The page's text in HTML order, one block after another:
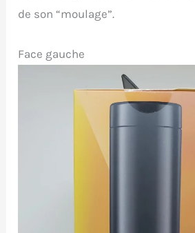
de son “moulage”.
Face gauche